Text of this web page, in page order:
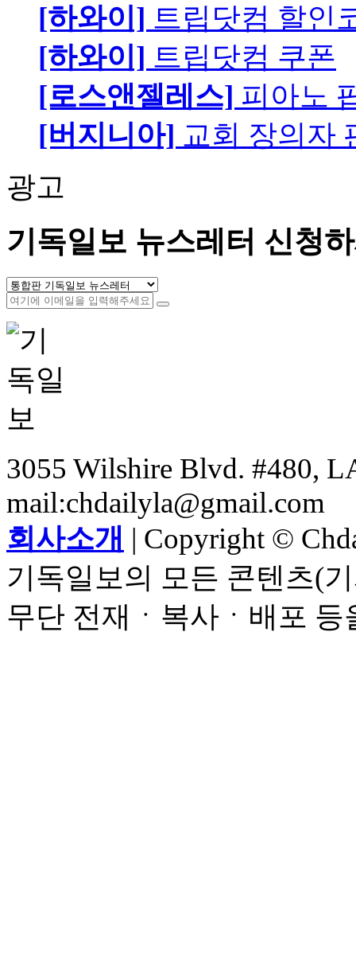
[하와이] 트립닷컴 할인
[하와이] 트립닷컴 쿠폰
[로스앤젤레스] 피아노
[버지니아] 교회 장의자
광고
기독일보 뉴스레터 신청
3055 Wilshire Blvd. #480,
mail:chdailyla@gmail.com
회사소개 | Copyright ©
기독일보의 모든 콘텐츠(
무단 전재ㆍ복사ㆍ배포 등